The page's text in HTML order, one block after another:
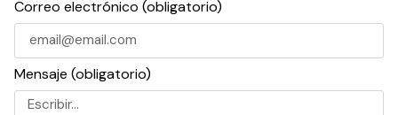
Correo electrónico (obligatorio)
Mensaje (obligatorio)